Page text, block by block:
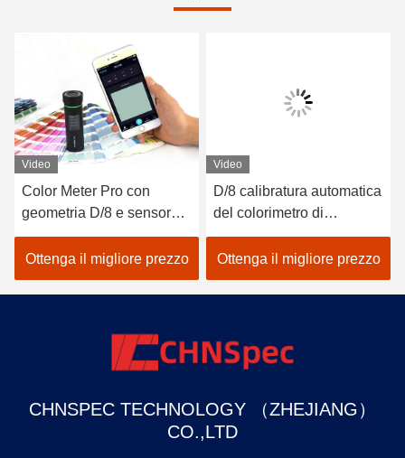
Video
Color Meter Pro con
geometria D/8 e sensore
spettrale per una
misurazione più accurata
Ottenga il migliore prezzo
Video
D/8 calibratura automatica
del colorimetro di
precisione di delta E di
SCI LED Analizzatore di
colore della pittura
Ottenga il migliore prezzo
CHNSPEC TECHNOLOGY （ZHEJIANG）
CO.,LTD